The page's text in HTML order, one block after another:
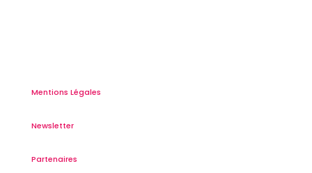
Mentions Légales
Newsletter
Partenaires